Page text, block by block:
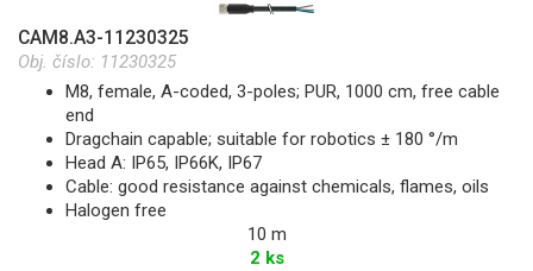
CAM8.A3-11230325
Obj. číslo: 11230325
M8, female, A-coded, 3-poles; PUR, 1000 cm, free cable
end
Dragchain capable; suitable for robotics ± 180 °/m
Head A: IP65, IP66K, IP67
Cable: good resistance against chemicals, flames, oils
Halogen free
10 m
2 ks